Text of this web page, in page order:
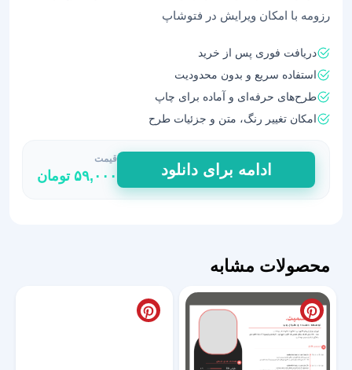
رزومه با امکان ویرایش در فتوشاپ
دریافت فوری پس از خرید
استفاده سریع و بدون محدودیت
طرح‌های حرفه‌ای و آماده برای چاپ
امکان تغییر رنگ، متن و جزئیات طرح
قالب
رزومه
لایه
مختلف
81
عدد
ادامه برای دانلود
قیمت
۵۹,۰۰۰ تومان
محصولات مشابه